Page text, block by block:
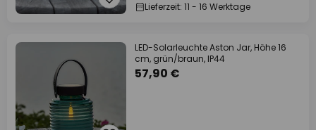
Lieferzeit: 11 - 16 Werktage
LED-Solarleuchte Aston Jar, Höhe 16
cm, grün/braun, IP44
57,90 €